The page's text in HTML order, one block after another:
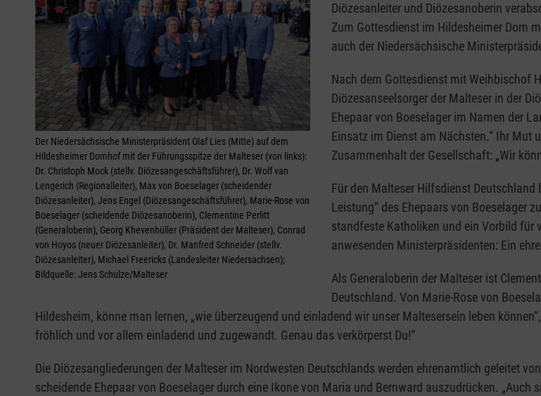
Der Niedersächsische Ministerpräsident Olaf Lies (Mitte) auf dem
Hildesheimer Domhof mit der Führungsspitze der Malteser (von links):
Dr. Christoph Mock (stellv. Diözesangeschäftsführer), Dr. Wolf van
Lengerich (Regionalleiter), Max von Boeselager (scheidender
Diözesanleiter), Jens Engel (Diözesangeschäftsführer), Marie-Rose von
Boeselager (scheidende Diözesanoberin), Clementine Perlitt
(Generaloberin), Georg Khevenhüller (Präsident der Malteser), Conrad
von Hoyos (neuer Diözesanleiter), Dr. Manfred Schneider (stellv.
Diözesanleiter), Michael Freericks (Landesleiter Niedersachsen);
Bildquelle: Jens Schulze/Malteser
Diözesanleiter und Diözesanoberin
Zum Gottesdienst im Hildesheimer Dom
auch der Niedersächsische
Nach dem Gottesdienst mit Weihbischof
Diözesanseelsorger der Malteser in der
Ehepaar von Boeselager im Namen der
Einsatz im Dienst am Nächsten.“ Ihr Mut
Zusammenhalt der Gesellschaft: „Wir
Für den Malteser Hilfsdienst
Leistung“ des Ehepaars von Boeselager
standfeste Katholiken und ein Vorbild für
anwesenden Ministerpräsidenten: Ein
Als Generaloberin der Malteser ist
Deutschland. Von Marie-Rose von
Hildesheim, könne man lernen, „wie überzeugend und einladend wir unser Maltesersein leben
fröhlich und vor allem einladend und zugewandt. Genau das verkörperst Du!“
Die Diözesangliederungen der Malteser im Nordwesten Deutschlands werden ehrenamtlich geleitet
scheidende Ehepaar von Boeselager durch eine Ikone von Maria und Bernward auszudrücken.